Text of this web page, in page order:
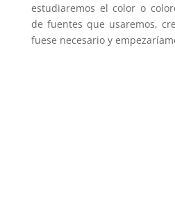
estudiaremos el color o
de fuentes que usaremos,
fuese necesario y